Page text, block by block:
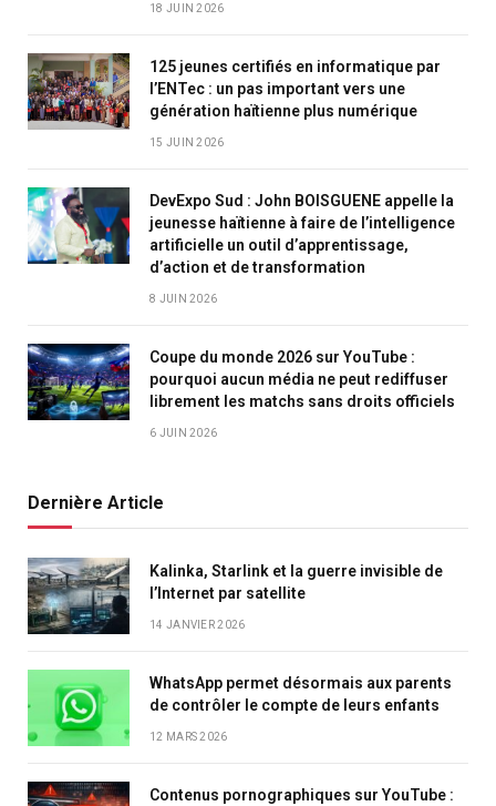
18 JUIN 2026
125 jeunes certifiés en informatique par
l’ENTec : un pas important vers une
génération haïtienne plus numérique
15 JUIN 2026
DevExpo Sud : John BOISGUENE appelle la
jeunesse haïtienne à faire de l’intelligence
artificielle un outil d’apprentissage,
d’action et de transformation
8 JUIN 2026
Coupe du monde 2026 sur YouTube :
pourquoi aucun média ne peut rediffuser
librement les matchs sans droits officiels
6 JUIN 2026
Dernière Article
Kalinka, Starlink et la guerre invisible de
l’Internet par satellite
14 JANVIER 2026
WhatsApp permet désormais aux parents
de contrôler le compte de leurs enfants
12 MARS 2026
Contenus pornographiques sur YouTube :